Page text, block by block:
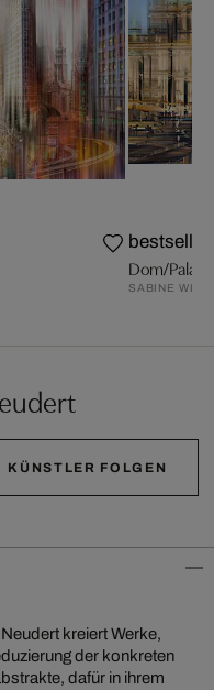
bestseller
Dom/Palast
SABINE WILD
KÜNSTLER FOLGEN
kreiert Werke,
der konkreten
dafür in ihrem